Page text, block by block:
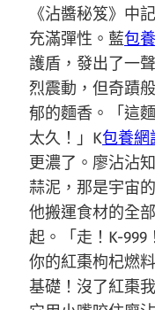
《沾醬秘笈》中
充滿彈性。藍包養
護盾，發出了一
烈震動，但奇蹟
郁的麵香。「這
太久！」K包養網
更濃了。廖沾沾
蒜泥，那是宇宙
他搬運食材的全
起。「走！K-
你的紅棗枸杞燃
基礎！沒了紅棗